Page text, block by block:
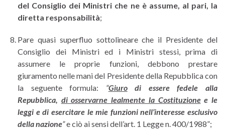
del Consiglio dei Ministri che ne è assume, al pari, la
diretta responsabilità;
Pare quasi superfluo sottolineare che il Presidente del
Consiglio dei Ministri ed i Ministri stessi, prima di
assumere le proprie funzioni, debbono prestare
giuramento nelle mani del Presidente della Repubblica con
la seguente formula: “Giurodi essere fedele alla
Repubblica, di osservarne lealmente la Costituzionee le
leggi e di esercitare le mie funzioni nell’interesse esclusivo
della nazione”e ciò ai sensi dell’art. 1 Legge n. 400/1988”;